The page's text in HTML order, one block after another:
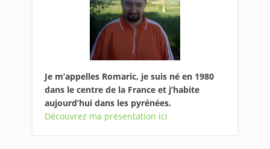
Je m’appelles Romaric, je suis né en 1980
dans le centre de la France et j’habite
aujourd’hui dans les pyrénées.
Découvrez ma présentation ici